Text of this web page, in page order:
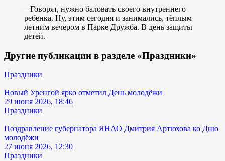
– Говорят, нужно баловать своего внутреннего
ребенка. Ну, этим сегодня и занимались, тёплым
летним вечером в Парке Дружба. В день защиты
детей.
Другие публикации в разделе «Праздники»
Праздники
Новый Уренгой ярко отметил День молодёжи
29 июня 2026, 18:46
Праздники
Поздравление губернатора ЯНАО Дмитрия Артюхова ко Дню
молодёжи
27 июня 2026, 12:30
Праздники